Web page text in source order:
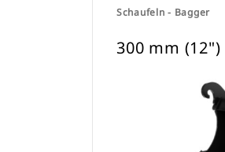
Schaufeln - Bagger
300 mm (12")